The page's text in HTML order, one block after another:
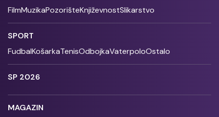
FilmMuzikaPozorišteKnjiževnostSlikarstvo
SPORT
FudbalKošarkaTenisOdbojkaVaterpoloOstalo
SP 2026
MAGAZIN